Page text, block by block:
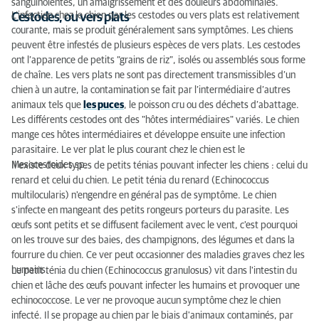
sanguinolentes, un amaigrissement et des douleurs abdominales.
Cestodes, ou vers plats
L’infection chez le chien par les cestodes ou vers plats est relativement
courante, mais se produit généralement sans symptômes. Les chiens
peuvent être infestés de plusieurs espèces de vers plats. Les cestodes
ont l’apparence de petits “grains de riz”, isolés ou assemblés sous forme
de chaîne. Les vers plats ne sont pas directement transmissibles d’un
chien à un autre, la contamination se fait par l’intermédiaire d’autres
animaux tels que les puces, le poisson cru ou des déchets d’abattage.
Les différents cestodes ont des "hôtes intermédiaires" variés. Le chien
mange ces hôtes intermédiaires et développe ensuite une infection
parasitaire. Le ver plat le plus courant chez le chien est le
Mesocestoides sp.
Il existe deux types de petits ténias pouvant infecter les chiens : celui du
renard et celui du chien. Le petit ténia du renard (Echinococcus
multilocularis) n'engendre en général pas de symptôme. Le chien
s'infecte en mangeant des petits rongeurs porteurs du parasite. Les
œufs sont petits et se diffusent facilement avec le vent, c'est pourquoi
on les trouve sur des baies, des champignons, des légumes et dans la
fourrure du chien. Ce ver peut occasionner des maladies graves chez les
humains.
Le petit ténia du chien (Echinococcus granulosus) vit dans l'intestin du
chien et lâche des œufs pouvant infecter les humains et provoquer une
echinococcose. Le ver ne provoque aucun symptôme chez le chien
infecté. Il se propage au chien par le biais d'animaux contaminés, par